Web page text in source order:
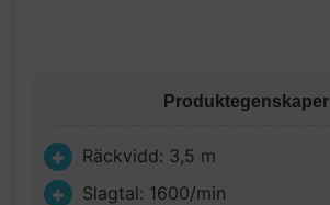
Produktegenskaper
Räckvidd: 3,5 m
Slagtal: 1600/min